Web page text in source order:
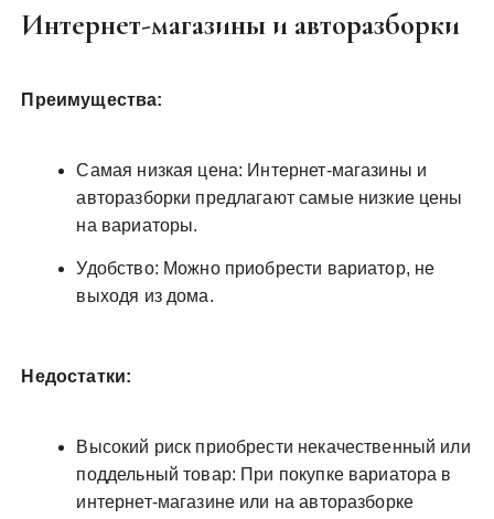
Интернет-магазины и авторазборки
Преимущества:
Самая низкая цена: Интернет-магазины и
авторазборки предлагают самые низкие цены
на вариаторы.
Удобство: Можно приобрести вариатор, не
выходя из дома.
Недостатки:
Высокий риск приобрести некачественный или
поддельный товар: При покупке вариатора в
интернет-магазине или на авторазборке